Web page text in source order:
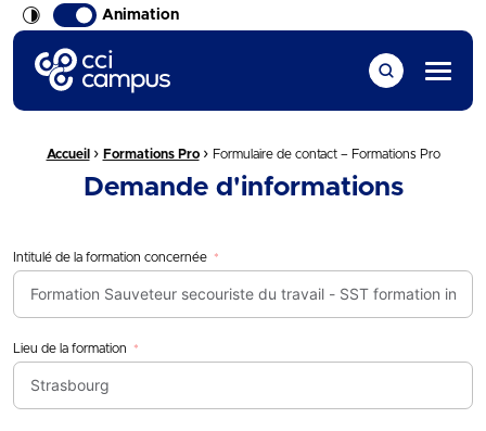
Animation
CCI Campus La formation qui vous ressemble
Menu
Fil d'Ariane :
Accueil › Formations Pro › Formulaire de contact – Formations Pro
Demande d'informations
Intitulé de la formation concernée
Lieu de la formation